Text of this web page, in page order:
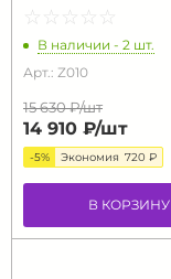
☆ ☆ ☆ ☆ ☆
★ ★ ★ ★ ★
В наличии - 2 шт.
Арт.: Z010
15 630 ₽/шт
14 910 ₽/шт
-5% Экономия 720 ₽
В КОРЗИНУ